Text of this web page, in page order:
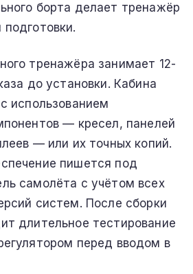
борта делает тренажёр
тренажёра занимает 12-
до установки. Кабина
использованием
— кресел, панелей
— или их точных копий.
пишется под
самолёта с учётом всех
систем. После сборки
длительное тестирование
перед вводом в